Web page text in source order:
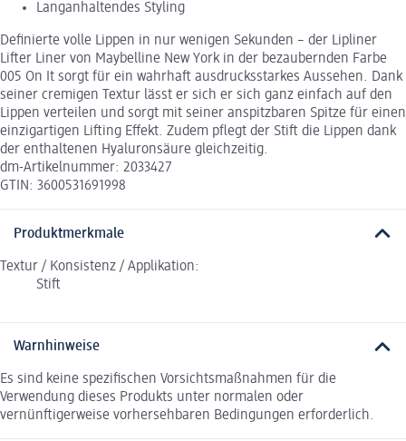
Langanhaltendes Styling
Definierte volle Lippen in nur wenigen Sekunden – der Lipliner
Lifter Liner von Maybelline New York in der bezaubernden Farbe
005 On It sorgt für ein wahrhaft ausdrucksstarkes Aussehen. Dank
seiner cremigen Textur lässt er sich er sich ganz einfach auf den
Lippen verteilen und sorgt mit seiner anspitzbaren Spitze für einen
einzigartigen Lifting Effekt. Zudem pflegt der Stift die Lippen dank
der enthaltenen Hyaluronsäure gleichzeitig.
dm-Artikelnummer: 2033427
GTIN: 3600531691998
Produktmerkmale
Textur / Konsistenz / Applikation:
Stift
Warnhinweise
Es sind keine spezifischen Vorsichtsmaßnahmen für die
Verwendung dieses Produkts unter normalen oder
vernünftigerweise vorhersehbaren Bedingungen erforderlich.